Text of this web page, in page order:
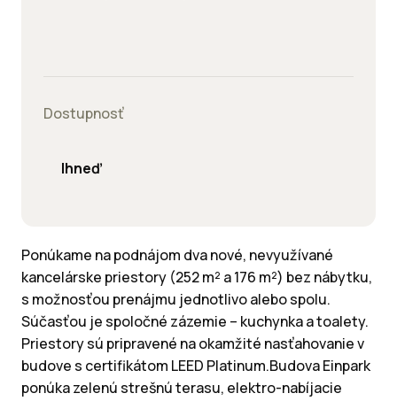
Dostupnosť
Ihneď
Ponúkame na podnájom dva nové, nevyužívané
kancelárske priestory (252 m² a 176 m²) bez nábytku,
s možnosťou prenájmu jednotlivo alebo spolu.
Súčasťou je spoločné zázemie – kuchynka a toalety.
Priestory sú pripravené na okamžité nasťahovanie v
budove s certifikátom LEED Platinum.Budova Einpark
ponúka zelenú strešnú terasu, elektro-nabíjacie